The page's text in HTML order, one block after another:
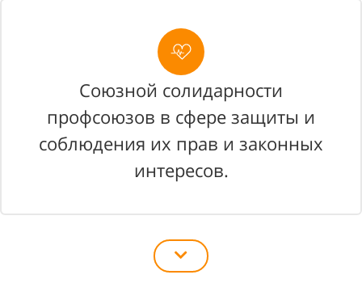
Союзной солидарности
профсоюзов в сфере защиты и
соблюдения их прав и законных
интересов.